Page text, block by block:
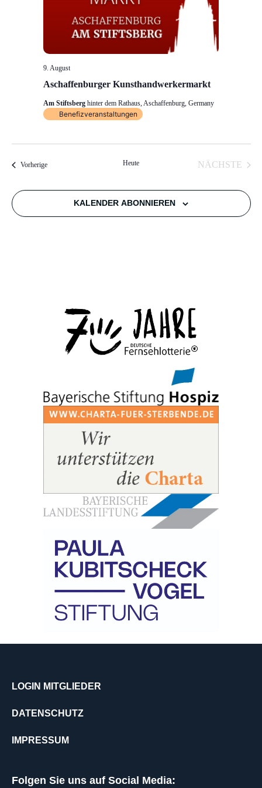
Aschaffenburger Kunsthandwerkermarkt
9. August
Am Stiftsberg hinter dem Rathaus, Aschaffenburg, Germany
Benefizveranstaltungen
VorherigeVeranstaltungen Heute NÄCHSTE
KALENDER ABONNIEREN
LOGIN MITGLIEDER
DATENSCHUTZ
IMPRESSUM
Folgen Sie uns auf Social Media: